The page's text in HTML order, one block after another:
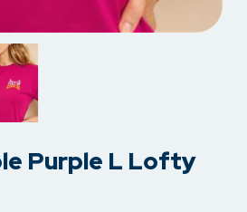
Purple L Lofty